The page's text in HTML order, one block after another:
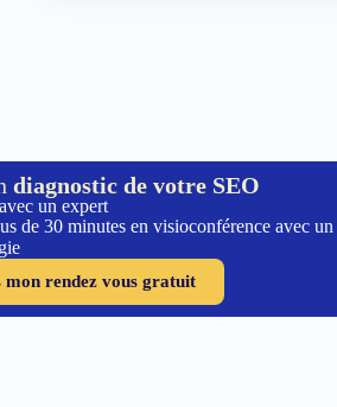
diagnostic de votre SEO
un expert
de 30 minutes en visioconférence avec
mon rendez vous gratuit